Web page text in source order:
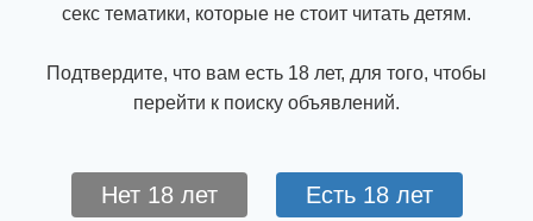
секс тематики, которые не стоит читать детям.
Подтвердите, что вам есть 18 лет, для того, чтобы
перейти к поиску объявлений.
Нет 18 лет Есть 18 лет